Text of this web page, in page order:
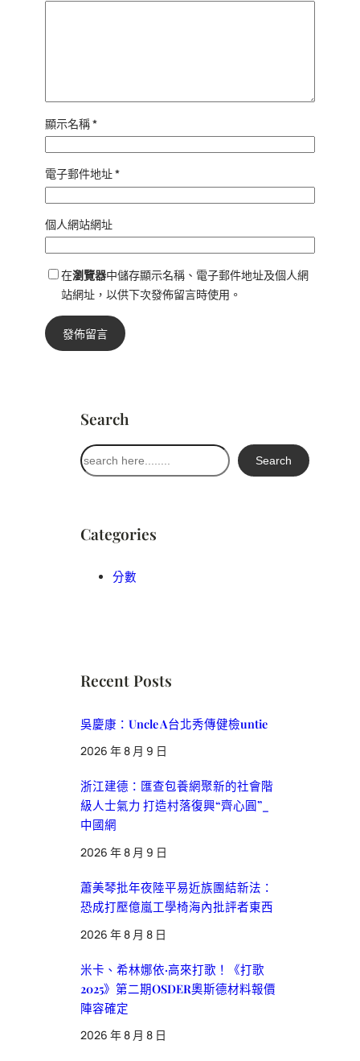
顯示名稱*
電子郵件地址*
個人網站網址
在瀏覽器中儲存顯示名稱、電子郵件地址及個人網
站網址，以供下次發佈留言時使用。
Search
搜
尋
Search
Categories
分數
Recent Posts
吳慶康：Uncle A台北秀傳健檢untie
2026 年 8 月 9 日
浙江建德：匯查包養網聚新的社會階
級人士氣力 打造村落復興“齊心圓”_
中國網
2026 年 8 月 9 日
蕭美琴批年夜陸平易近族團結新法：
恐成打壓億嵐工學椅海內批評者東西
2026 年 8 月 8 日
米卡、希林娜依·高來打歌！《打歌
2025》第二期OSDER奧斯德材料報價
陣容確定
2026 年 8 月 8 日